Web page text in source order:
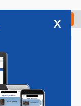
Check in
x